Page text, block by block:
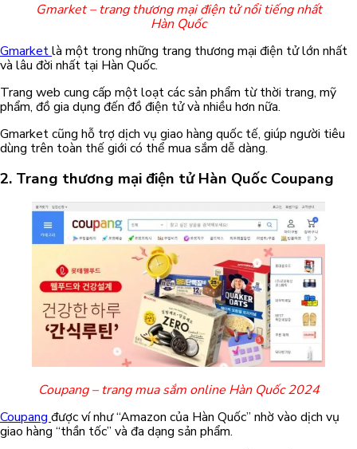
Gmarket – trang thương mại điện tử nổi tiếng nhất
Hàn Quốc
Gmarketlà một trong những trang thương mại điện tử lớn nhất
và lâu đời nhất tại Hàn Quốc.
Trang web cung cấp một loạt các sản phẩm từ thời trang, mỹ
phẩm, đồ gia dụng đến đồ điện tử và nhiều hơn nữa.
Gmarket cũng hỗ trợ dịch vụ giao hàng quốc tế, giúp người tiêu
dùng trên toàn thế giới có thể mua sắm dễ dàng.
2. Trang thương mại điện tử Hàn Quốc Coupang
Coupang – trang mua sắm online Hàn Quốc 2024
Coupang được ví như “Amazon của Hàn Quốc” nhờ vào dịch vụ
giao hàng “thần tốc” và đa dạng sản phẩm.